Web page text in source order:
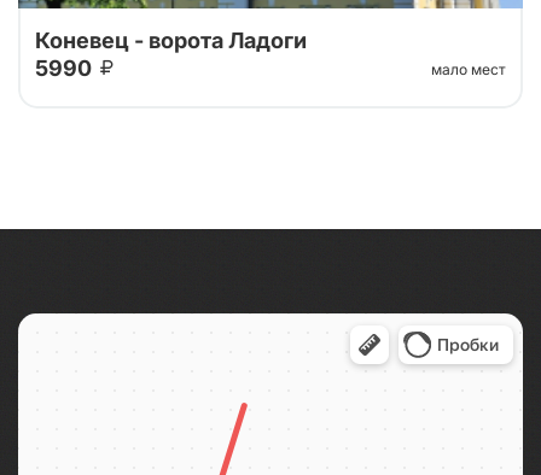
Коневец - ворота Ладоги
5990
мало мест